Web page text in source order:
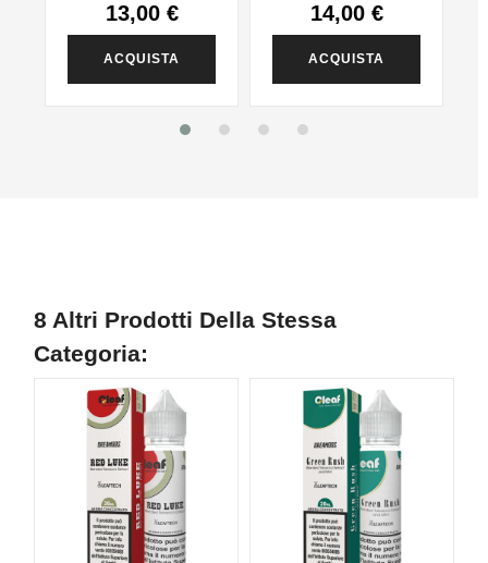
13,00 €
ACQUISTA
14,00 €
ACQUISTA
8 Altri Prodotti Della Stessa
Categoria: